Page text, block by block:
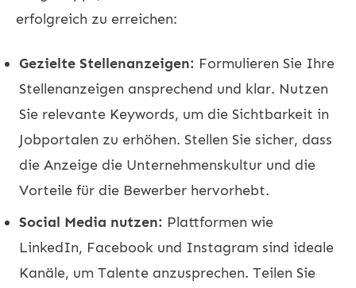
erfolgreich zu erreichen:
Gezielte Stellenanzeigen: Formulieren Sie Ihre
Stellenanzeigen ansprechend und klar. Nutzen
Sie relevante Keywords, um die Sichtbarkeit in
Jobportalen zu erhöhen. Stellen Sie sicher, dass
die Anzeige die Unternehmenskultur und die
Vorteile für die Bewerber hervorhebt.
Social Media nutzen: Plattformen wie
LinkedIn, Facebook und Instagram sind ideale
Kanäle, um Talente anzusprechen. Teilen Sie